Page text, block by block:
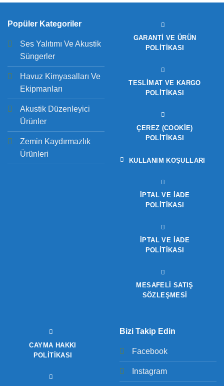
Popüler Kategoriler
Ses Yalıtımı Ve Akustik
Süngerler
Havuz Kimyasalları Ve
Ekipmanları
Akustik Düzenleyici
Ürünler
Zemin Kaydırmazlık
Ürünleri
GARANTI VE ÜRÜN
POLITIKASI
TESLIMAT VE KARGO
POLITIKASI
ÇEREZ (COOKIE)
POLITIKASI
KULLANIM KOŞULLARI
İPTAL VE İADE
POLITIKASI
İPTAL VE İADE
POLITIKASI
MESAFELİ SATIŞ
SÖZLEŞMESİ
CAYMA HAKKI
POLITIKASI
Bizi Takip Edin
Facebook
Instagram